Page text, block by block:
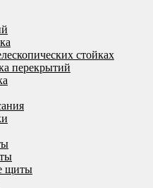
стойках
перекрытий
щиты